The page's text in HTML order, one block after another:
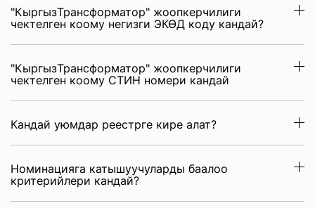
"КыргызТрансформатор" жоопкерчилиги
чектелген коому негизги ЭКӨД коду кандай?
"КыргызТрансформатор" жоопкерчилиги
чектелген коому СТИН номери кандай
Кандай уюмдар реестрге кире алат?
Номинацияга катышуучуларды баалоо
критерийлери кандай?